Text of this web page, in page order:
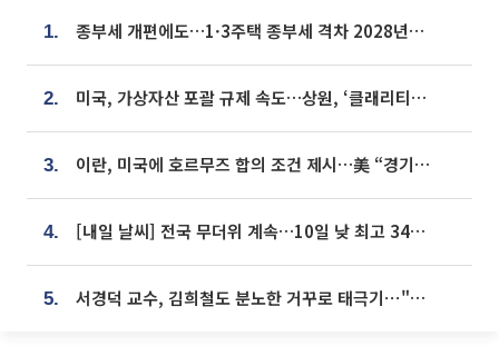
1. 종부세 개편에도…1·3주택 종부세 격차 2028년부터 확대
2. 미국, 가상자산 포괄 규제 속도…상원, ‘클래리티법’ 9월 절차투표 추진
3. 이란, 미국에 호르무즈 합의 조건 제시…美 “경기 아직 안 끝나” [종합]
4. [내일 날씨] 전국 무더위 계속…10일 낮 최고 34도 육박
5. 서경덕 교수, 김희철도 분노한 거꾸로 태극기⋯"엉터리는 아냐, 아쉬울 뿐"